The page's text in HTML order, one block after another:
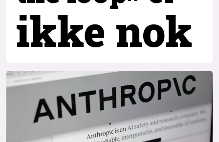
ikke nok